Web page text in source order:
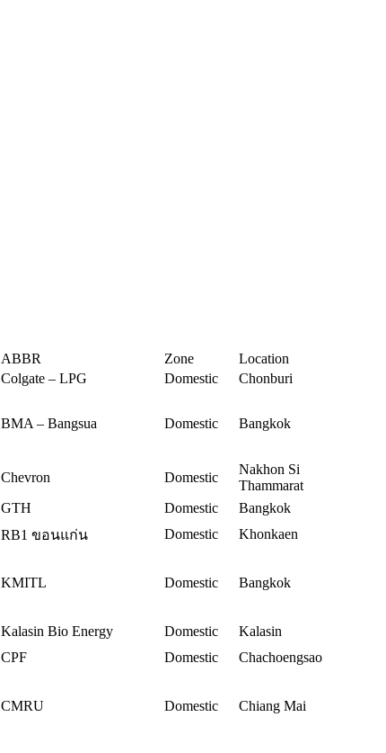
ABBR Zone
Location
Colgate – LPG Domestic Chonburi
BMA – Bangsua Domestic Bangkok
Chevron Domestic
Nakhon Si
Thammarat
GTH Domestic
Bangkok
RB1 ขอนแก่น Domestic Khonkaen
KMITL Domestic Bangkok
Kalasin Bio Energy Domestic
Kalasin
CPF Domestic Chachoengsao
CMRU Domestic Chiang Mai